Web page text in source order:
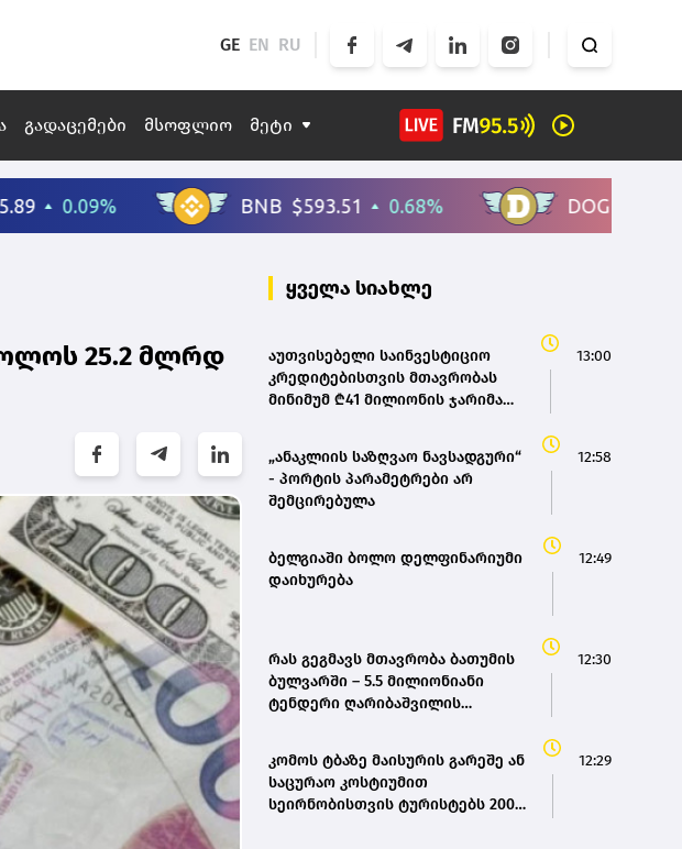
GE EN RU
გადაცემები მსოფლიო მეტი
25.2 მლრდ
ყველა სიახლე
აუთვისებელი საინვესტიციო
კრედიტებისთვის მთავრობას
მინიმუმ ₾41 მილიონის ჯარიმა
13:00
„ანაკლიის საზღვაო ნავსადგური“
- პორტის პარამეტრები არ
შემცირებულა
12:58
ბელგიაში ბოლო დელფინარიუმი
დაიხურება
12:49
რას გეგმავს მთავრობა ბათუმის
ბულვარში – 5.5 მილიონიანი
ტენდერი ღარიბაშვილის
12:30
კომოს ტბაზე მაისურის გარეშე ან
საცურაო კოსტიუმით
სეირნობისთვის ტურისტებს 200
12:29